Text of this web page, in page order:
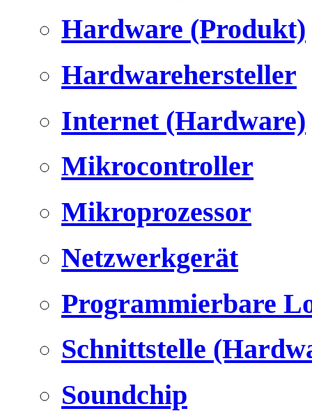
Hardware (Produkt)
Hardwarehersteller
Internet (Hardware)
Mikrocontroller
Mikroprozessor
Netzwerkgerät
Programmierbare
Schnittstelle
Soundchip